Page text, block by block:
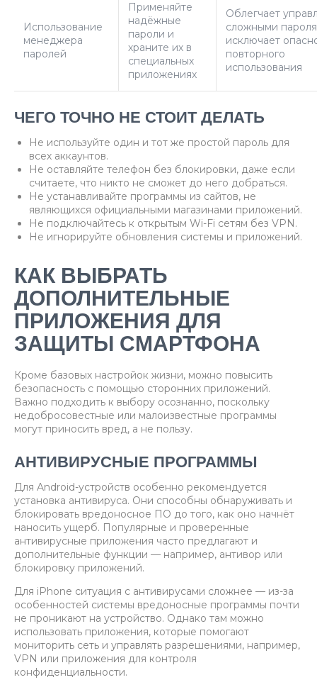
Использование
менеджера
паролей
Применяйте
надёжные
пароли и
храните их в
специальных
приложениях
Облегчает
сложными
исключает
повторного
использования
ЧЕГО ТОЧНО НЕ СТОИТ ДЕЛАТЬ
Не используйте один и тот же простой пароль для
всех аккаунтов.
Не оставляйте телефон без блокировки, даже если
считаете, что никто не сможет до него добраться.
Не устанавливайте программы из сайтов, не
являющихся официальными магазинами приложений.
Не подключайтесь к открытым Wi-Fi сетям без VPN.
Не игнорируйте обновления системы и приложений.
КАК ВЫБРАТЬ
ДОПОЛНИТЕЛЬНЫЕ
ПРИЛОЖЕНИЯ ДЛЯ
ЗАЩИТЫ СМАРТФОНА
Кроме базовых настройок жизни, можно повысить
безопасность с помощью сторонних приложений.
Важно подходить к выбору осознанно, поскольку
недобросовестные или малоизвестные программы
могут приносить вред, а не пользу.
АНТИВИРУСНЫЕ ПРОГРАММЫ
Для Android-устройств особенно рекомендуется
установка антивируса. Они способны обнаруживать и
блокировать вредоносное ПО до того, как оно начнёт
наносить ущерб. Популярные и проверенные
антивирусные приложения часто предлагают и
дополнительные функции — например, антивор или
блокировку приложений.
Для iPhone ситуация с антивирусами сложнее — из-за
особенностей системы вредоносные программы почти
не проникают на устройство. Однако там можно
использовать приложения, которые помогают
мониторить сеть и управлять разрешениями, например,
VPN или приложения для контроля
конфиденциальности.